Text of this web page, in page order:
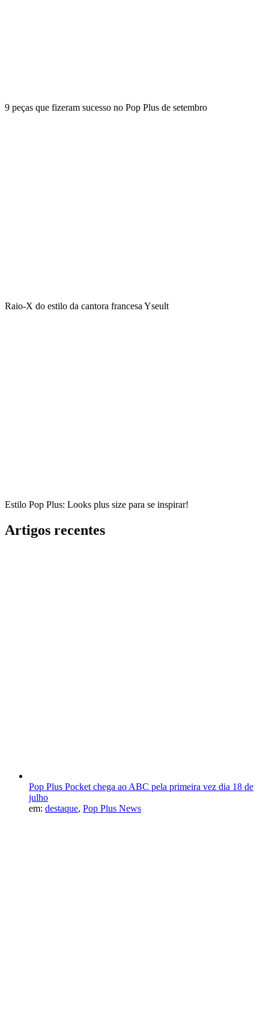
9 peças que fizeram sucesso no Pop Plus de setembro
Raio-X do estilo da cantora francesa Yseult
Estilo Pop Plus: Looks plus size para se inspirar!
Artigos recentes
Pop Plus Pocket chega ao ABC pela primeira vez dia 18 de
julho
em: destaque, Pop Plus News